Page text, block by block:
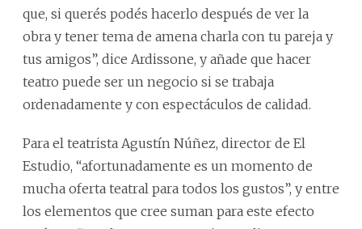
que, si querés podés hacerlo después de ver la
obra y tener tema de amena charla con tu pareja y
tus amigos”, dice Ardissone, y añade que hacer
teatro puede ser un negocio si se trabaja
ordenadamente y con espectáculos de calidad.
Para el teatrista Agustín Núñez, director de El
Estudio, “afortunadamente es un momento de
mucha oferta teatral para todos los gustos”, y entre
los elementos que cree suman para este efecto